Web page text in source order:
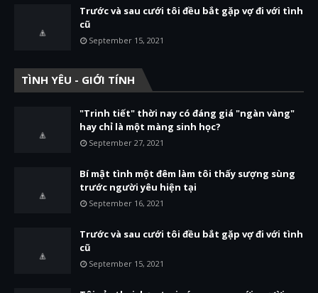
Trước và sau cưới tôi đều bắt gặp vợ đi với tình
cũ
September 15, 2021
TÌNH YÊU - GIỚI TÍNH
"Trinh tiết" thời nay có đáng giá "ngàn vàng"
hay chỉ là một màng sinh học?
September 27, 2021
Bí mật tình một đêm làm tôi thấy sượng sùng
trước người yêu hiện tại
September 16, 2021
Trước và sau cưới tôi đều bắt gặp vợ đi với tình
cũ
September 15, 2021